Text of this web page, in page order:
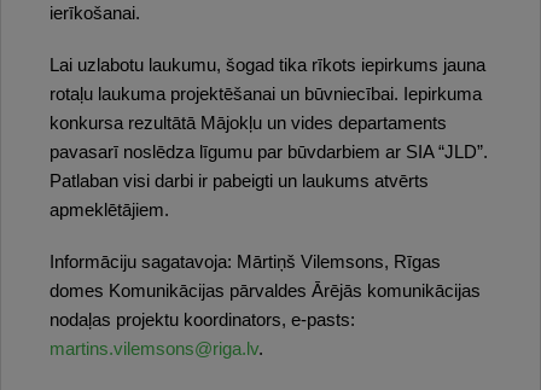
ierīkošanai.
Lai uzlabotu laukumu, šogad tika rīkots iepirkums jauna
rotaļu laukuma projektēšanai un būvniecībai. Iepirkuma
konkursa rezultātā Mājokļu un vides departaments
pavasarī noslēdza līgumu par būvdarbiem ar SIA “JLD”.
Patlaban visi darbi ir pabeigti un laukums atvērts
apmeklētājiem.
Informāciju sagatavoja: Mārtiņš Vilemsons, Rīgas
domes Komunikācijas pārvaldes Ārējās komunikācijas
nodaļas projektu koordinators, e-pasts:
martins.vilemsons@riga.lv.